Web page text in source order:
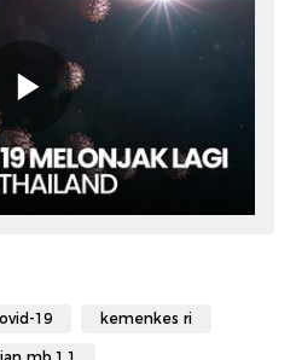
19 kemenkes ri